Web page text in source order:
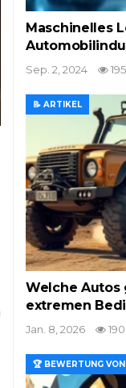
Maschinelles
Sep. 2, 2024 195
📝 ARTIKEL
Welche
extremen
Jan. 8, 2026 190